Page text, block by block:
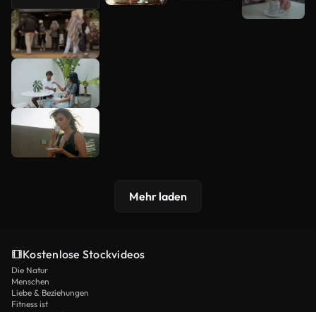
Mehr laden
Kostenlose Stockvideos
Die Natur
Menschen
Liebe & Beziehungen
Fitness ist